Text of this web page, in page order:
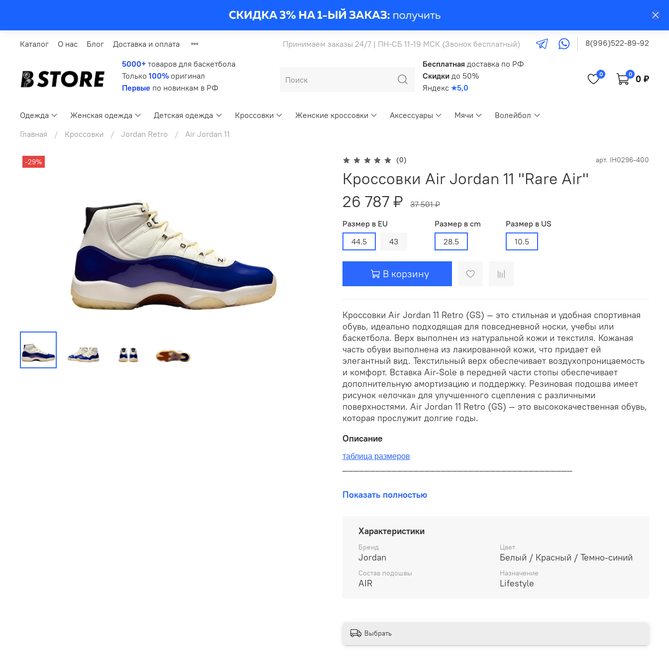
Каталог О нас Блог Доставка и оплата Принимаем заказы 24/7 | ПН-СБ 11-19 МСК (Звонок бесплатный) 8(996)522-89-92
5000+ товаров для баскетбола
Только 100% оригинал
Первые по новинкам в РФ
Бесплатная доставка по РФ
Скидки до 50%
Яндекс ★5,0
0 0 0 ₽
Одежда Женская одежда Детская одежда Кроссовки Женские кроссовки Аксессуары Мячи
Волейбол
Главная
Кроссовки Jordan Retro Air Jordan 11
-29% (0) арт. IH0296-400
Кроссовки Air Jordan 11 "Rare Air"
26 787 ₽
37 501 ₽
Размер в EU
44.5
43
Размер в cm
28.5
Размер в US
10.5
В корзину
Кроссовки Air Jordan 11 Retro (GS) — это стильная и удобная спортивная
обувь, идеально подходящая для повседневной носки, учебы или
баскетбола. Верх выполнен из натуральной кожи и текстиля. Кожаная
часть обуви выполнена из лакированной кожи, что придает ей
элегантный вид. Текстильный верх обеспечивает воздухопроницаемость
и комфорт. Вставка Air-Sole в передней части стопы обеспечивает
дополнительную амортизацию и поддержку. Резиновая подошва имеет
рисунок «елочка» для улучшенного сцепления с различными
поверхностями. Air Jordan 11 Retro (GS) — это высококачественная обувь,
которая прослужит долгие годы.
Описание
таблица размеров
__________________________________________
Бесплатная доставка:
По всей России от 10 до 14 дней
Почтой России 1 классом
Показать полностью
Характеристики
Бренд
Jordan
Цвет
Белый / Красный / Темно-синий
Состав подошвы
AIR
Назначение
Lifestyle
Выбрать